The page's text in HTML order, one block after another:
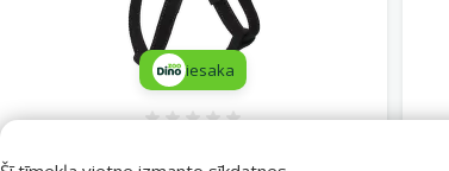
Atsauksmes 0%
iesaka